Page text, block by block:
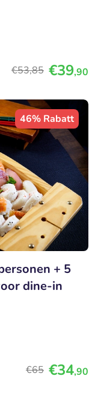
€53,85 €39,90
46% Rabatt
+ 5
dine-in
€65 €34,90